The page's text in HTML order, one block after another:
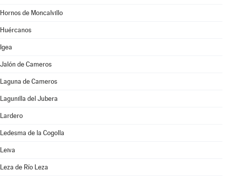
Hornos de Moncalvillo
Huércanos
Igea
Jalón de Cameros
Laguna de Cameros
Lagunilla del Jubera
Lardero
Ledesma de la Cogolla
Leiva
Leza de Río Leza